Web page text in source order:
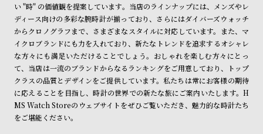
い "時" の価値観を提案しています。当店のラインナップには、メンズやレ
ディース向けの多彩な腕時計が揃っており、さらにはダイバーズウォッチ
からクロノグラフまで、さまざまなスタイルに対応しています。また、マ
イクロブランドにも力を入れており、新たなトレンドを追求するオシャレ
な方々にも満足いただけることでしょう。おしゃれを楽しむ方々にとっ
て、当店は一流のブランドからなるランキングをご用意しており、トップ
クラスの品質とデザインをご提供しています。私たちは常にお客様の期待
に応えることを目指し、時計の世界での新たな旅にご案内いたします。H
MS Watch Storeのウェブサイトをぜひご覧いただき、魅力的な時計たち
をご堪能ください。